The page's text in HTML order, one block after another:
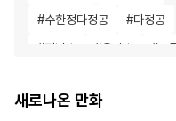
#수한정다정공 #다정공
#평범수 #욕망수 #조
#나이차커플
새로나온 만화